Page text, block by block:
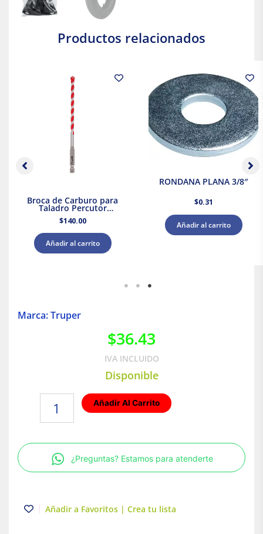
Productos relacionados
Broca de Carburo para
Taladro Percutor
Shockwave de 1/4″ x 4″ x
6″ Milwaukee
$140.00
Añadir al carrito
RONDANA PLANA 3/8″
$0.31
Añadir al carrito
Marca: Truper
$36.43
IVA INCLUIDO
Disponible
16"
para
carretilla
Añadir Al Carrito
¿Preguntas? Estamos para atenderte
Añadir a Favoritos | Crea tu lista